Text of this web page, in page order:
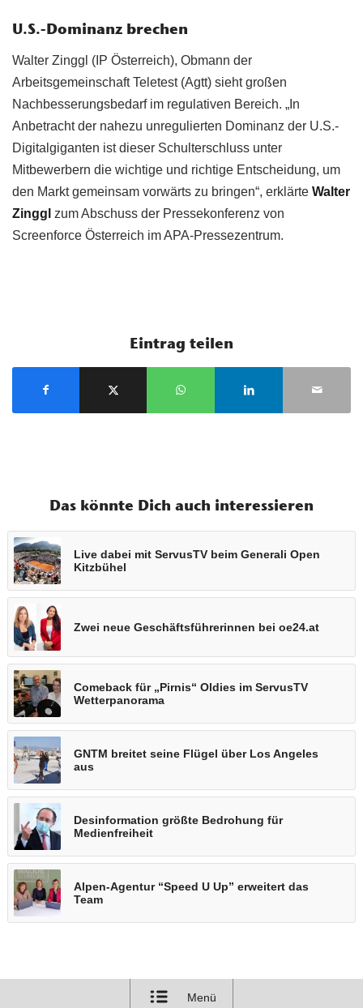
U.S.-Dominanz brechen
Walter Zinggl (IP Österreich), Obmann der
Arbeitsgemeinschaft Teletest (Agtt) sieht großen
Nachbesserungsbedarf im regulativen Bereich. „In
Anbetracht der nahezu unregulierten Dominanz der U.S.-
Digitalgiganten ist dieser Schulterschluss unter
Mitbewerbern die wichtige und richtige Entscheidung, um
den Markt gemeinsam vorwärts zu bringen“, erklärte Walter
Zinggl zum Abschuss der Pressekonferenz von
Screenforce Österreich im APA-Pressezentrum.
Eintrag teilen
Das könnte Dich auch interessieren
Live dabei mit ServusTV beim Generali Open
Kitzbühel
Zwei neue Geschäftsführerinnen bei oe24.at
Comeback für „Pirnis“ Oldies im ServusTV
Wetterpanorama
GNTM breitet seine Flügel über Los Angeles
aus
Desinformation größte Bedrohung für
Medienfreiheit
Alpen-Agentur “Speed U Up” erweitert das
Team
Menü